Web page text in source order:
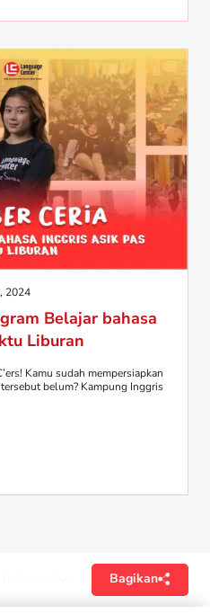
2024
Belajar bahasa
Liburan
Kamu sudah mempersiapkan
belum? Kampung Inggris
Bagikan